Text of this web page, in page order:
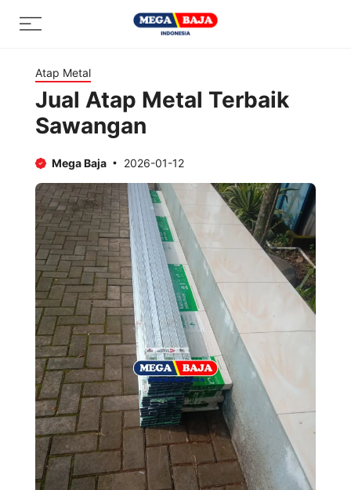
Menu
Atap Metal
Jual Atap Metal Terbaik
Sawangan
Mega Baja 2026-01-12